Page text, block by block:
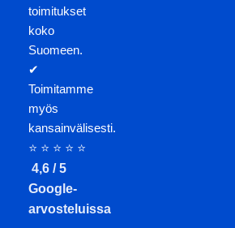
toimitukset
koko
Suomeen.
✔
Toimitamme
myös
kansainvälisesti.
⭐ ⭐ ⭐ ⭐ ⭐
4,6 / 5
Google-
arvosteluissa